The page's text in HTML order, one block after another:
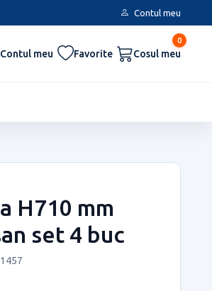
Contul meu
Contul meu Favorite
0
Cosul meu
H710 mm
set 4 buc